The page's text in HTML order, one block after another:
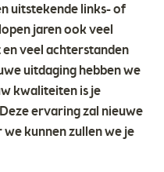
uitstekende links- of
jaren ook veel
veel achterstanden
uitdaging hebben we
kwaliteiten is je
ervaring zal nieuwe
kunnen zullen we je